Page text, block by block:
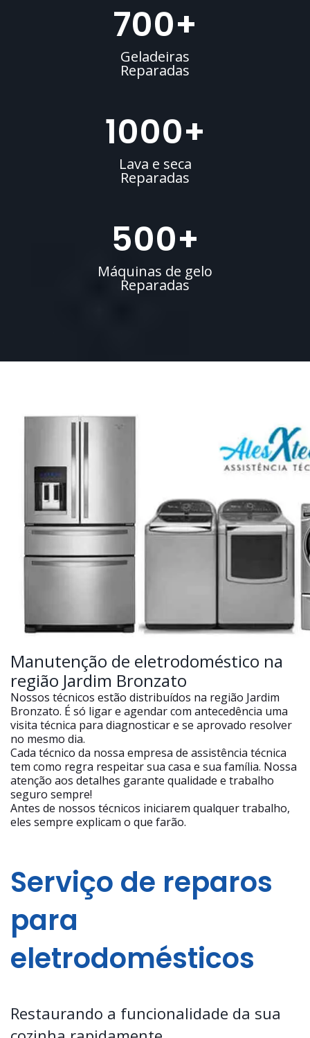
700+
Geladeiras
Reparadas
1000+
Lava e seca
Reparadas
500+
Máquinas de gelo
Reparadas
Manutenção de eletrodoméstico na
região Jardim Bronzato
Nossos técnicos estão distribuídos na região Jardim
Bronzato. É só ligar e agendar com antecedência uma
visita técnica para diagnosticar e se aprovado resolver
no mesmo dia.
Cada técnico da nossa empresa de assistência técnica
tem como regra respeitar sua casa e sua família. Nossa
atenção aos detalhes garante qualidade e trabalho
seguro sempre!
Antes de nossos técnicos iniciarem qualquer trabalho,
eles sempre explicam o que farão.
Serviço de reparos
para
eletrodomésticos
Restaurando a funcionalidade da sua